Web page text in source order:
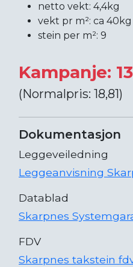
netto vekt: 4,4kg
vekt pr m²: ca 40kg
stein per m²: 9
Kampanje:
(Normalpris: 18,81)
Dokumentasjon
Leggeveiledning
Leggeanvisning
Datablad
Skarpnes
FDV
Skarpnes takstein